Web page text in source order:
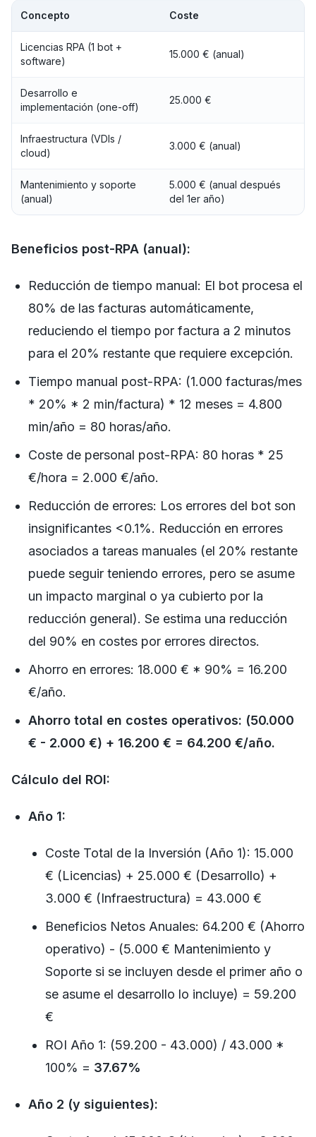
Concepto Coste
Licencias RPA (1 bot +
software)
15.000 € (anual)
Desarrollo e
implementación (one-off)
25.000 €
Infraestructura (VDIs /
cloud)
3.000 € (anual)
Mantenimiento y soporte
(anual)
5.000 € (anual después
del 1er año)
Beneficios post-RPA (anual):
Reducción de tiempo manual: El bot procesa el
80% de las facturas automáticamente,
reduciendo el tiempo por factura a 2 minutos
para el 20% restante que requiere excepción.
Tiempo manual post-RPA: (1.000 facturas/mes
* 20% * 2 min/factura) * 12 meses = 4.800
min/año = 80 horas/año.
Coste de personal post-RPA: 80 horas * 25
€/hora = 2.000 €/año.
Reducción de errores: Los errores del bot son
insignificantes <0.1%. Reducción en errores
asociados a tareas manuales (el 20% restante
puede seguir teniendo errores, pero se asume
un impacto marginal o ya cubierto por la
reducción general). Se estima una reducción
del 90% en costes por errores directos.
Ahorro en errores: 18.000 € * 90% = 16.200
€/año.
Ahorro total en costes operativos: (50.000
€ - 2.000 €) + 16.200 € = 64.200 €/año.
Cálculo del ROI:
Año 1:
Coste Total de la Inversión (Año 1): 15.000
€ (Licencias) + 25.000 € (Desarrollo) +
3.000 € (Infraestructura) = 43.000 €
Beneficios Netos Anuales: 64.200 € (Ahorro
operativo) - (5.000 € Mantenimiento y
Soporte si se incluyen desde el primer año o
se asume el desarrollo lo incluye) = 59.200
€
ROI Año 1: (59.200 - 43.000) / 43.000 *
100% = 37.67%
Año 2 (y siguientes):